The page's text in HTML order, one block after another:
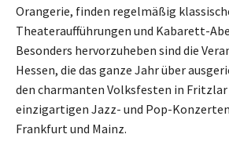
Orangerie, finden regelmäßig
Theateraufführungen und Kabarett-
Besonders hervorzuheben sind die
Hessen, die das ganze Jahr über
den charmanten Volksfesten in Fritzlar
einzigartigen Jazz- und Pop-
Frankfurt und Mainz.